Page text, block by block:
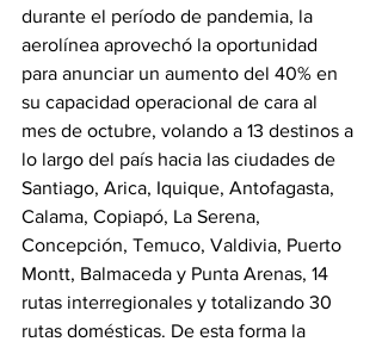
durante el período de pandemia, la
aerolínea aprovechó la oportunidad
para anunciar un aumento del 40% en
su capacidad operacional de cara al
mes de octubre, volando a 13 destinos a
lo largo del país hacia las ciudades de
Santiago, Arica, Iquique, Antofagasta,
Calama, Copiapó, La Serena,
Concepción, Temuco, Valdivia, Puerto
Montt, Balmaceda y Punta Arenas, 14
rutas interregionales y totalizando 30
rutas domésticas. De esta forma la